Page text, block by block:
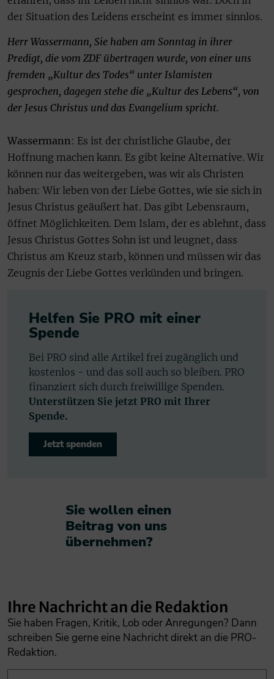
der Situation des Leidens erscheint es immer sinnlos.
Herr Wassermann, Sie haben am Sonntag in ihrer
Predigt, die vom ZDF übertragen wurde, von einer uns
fremden „Kultur des Todes“ unter Islamisten
gesprochen, dagegen stehe die „Kultur des Lebens“, von
der Jesus Christus und das Evangelium spricht.
Wassermann: Es ist der christliche Glaube, der
Hoffnung machen kann. Es gibt keine Alternative. Wir
können nur das weitergeben, was wir als Christen
haben: Wir leben von der Liebe Gottes, wie sie sich in
Jesus Christus geäußert hat. Das gibt Lebensraum,
öffnet Möglichkeiten. Dem Islam, der es ablehnt, dass
Jesus Christus Gottes Sohn ist und leugnet, dass
Christus am Kreuz starb, können und müssen wir das
Zeugnis der Liebe Gottes verkünden und bringen.
Helfen Sie PRO mit einer
Spende
Bei PRO sind alle Artikel frei zugänglich und
kostenlos - und das soll auch so bleiben. PRO
finanziert sich durch freiwillige Spenden.
Unterstützen Sie jetzt PRO mit Ihrer
Spende.
Jetzt spenden
Sie wollen einen
Beitrag von uns
übernehmen?​
Ihre Nachricht an die Redaktion
Sie haben Fragen, Kritik, Lob oder Anregungen? Dann
schreiben Sie gerne eine Nachricht direkt an die PRO-
Redaktion.